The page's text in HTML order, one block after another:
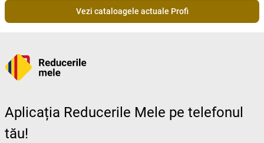
Vezi cataloagele actuale Profi
Aplicația Reducerile Mele pe telefonul
tău!